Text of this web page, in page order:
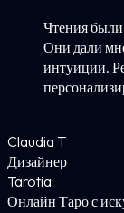
Чтения
Они дали
интуиции.
Claudia T
Дизайнер
Tarotia
Онлайн Таро с